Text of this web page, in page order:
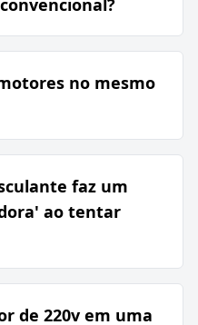
no mesmo
faz um
ao tentar
de 220v em uma